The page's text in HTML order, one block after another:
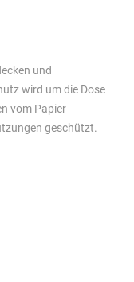
und
wird um die Dose
vom Papier
geschützt.